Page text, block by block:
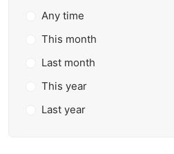
Any time
This month
Last month
This year
Last year